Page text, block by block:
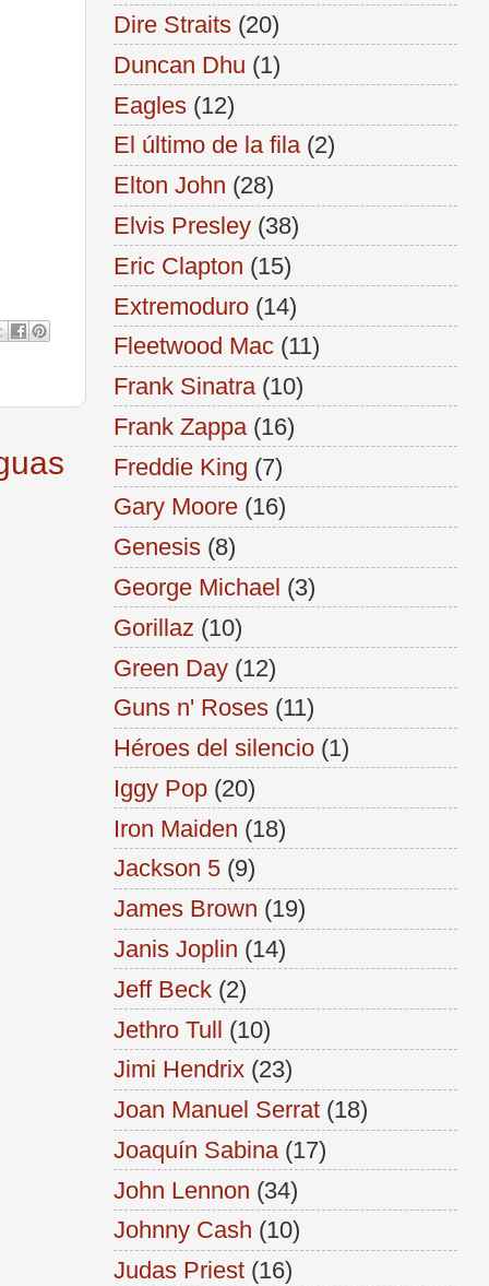
Dire Straits (20)
Duncan Dhu (1)
Eagles (12)
El último de la fila (2)
Elton John (28)
Elvis Presley (38)
Eric Clapton (15)
Extremoduro (14)
Fleetwood Mac (11)
Frank Sinatra (10)
Frank Zappa (16)
Freddie King (7)
Gary Moore (16)
Genesis (8)
George Michael (3)
Gorillaz (10)
Green Day (12)
Guns n' Roses (11)
Héroes del silencio (1)
Iggy Pop (20)
Iron Maiden (18)
Jackson 5 (9)
James Brown (19)
Janis Joplin (14)
Jeff Beck (2)
Jethro Tull (10)
Jimi Hendrix (23)
Joan Manuel Serrat (18)
Joaquín Sabina (17)
John Lennon (34)
Johnny Cash (10)
Judas Priest (16)